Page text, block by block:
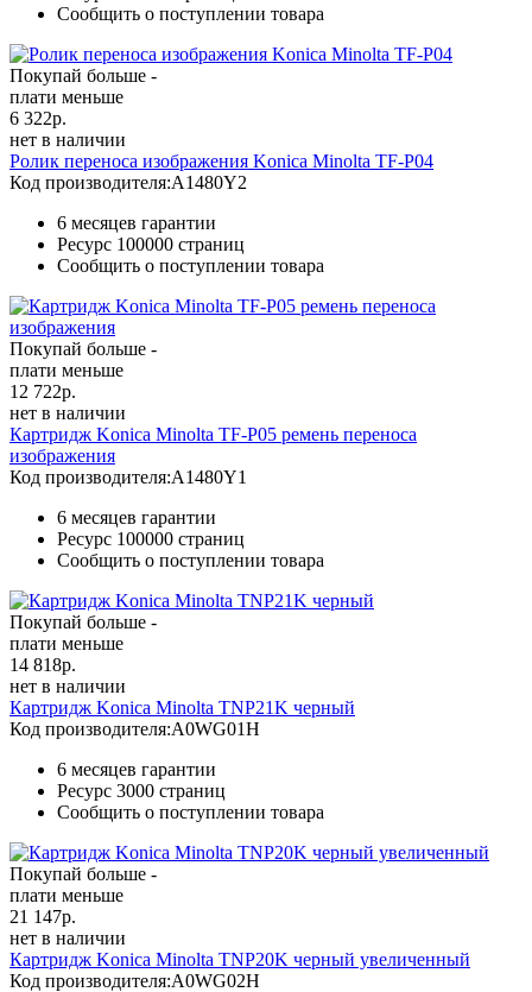
Сообщить о поступлении товара
Покупай больше -
плати меньше
6 322р.
нет в наличии
Ролик переноса изображения Konica Minolta TF-P04
Код производителя:A1480Y2
6 месяцев гарантии
Ресурс 100000 страниц
Сообщить о поступлении товара
Покупай больше -
плати меньше
12 722р.
нет в наличии
Картридж Konica Minolta TF-P05 ремень переноса
изображения
Код производителя:A1480Y1
6 месяцев гарантии
Ресурс 100000 страниц
Сообщить о поступлении товара
Покупай больше -
плати меньше
14 818р.
нет в наличии
Картридж Konica Minolta TNP21K черный
Код производителя:A0WG01H
6 месяцев гарантии
Ресурс 3000 страниц
Сообщить о поступлении товара
Покупай больше -
плати меньше
21 147р.
нет в наличии
Картридж Konica Minolta TNP20K черный увеличенный
Код производителя:A0WG02H